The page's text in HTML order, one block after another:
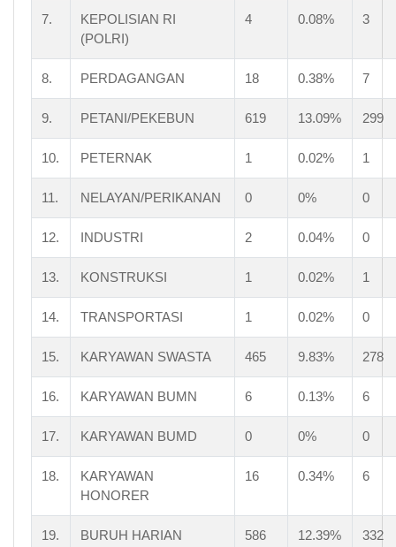
7.
KEPOLISIAN RI
(POLRI)
4 0.08% 3
8. PERDAGANGAN 18 0.38% 7
9. PETANI/PEKEBUN 619 13.09% 299
10. PETERNAK 1 0.02% 1
11. NELAYAN/PERIKANAN 0 0% 0
12. INDUSTRI 2 0.04% 0
13. KONSTRUKSI 1 0.02% 1
14. TRANSPORTASI 1 0.02% 0
15. KARYAWAN SWASTA 465 9.83% 278
16. KARYAWAN BUMN 6 0.13% 6
17. KARYAWAN BUMD 0 0% 0
18.
KARYAWAN
HONORER
16 0.34% 6
19.
BURUH HARIAN
586 12.39% 332